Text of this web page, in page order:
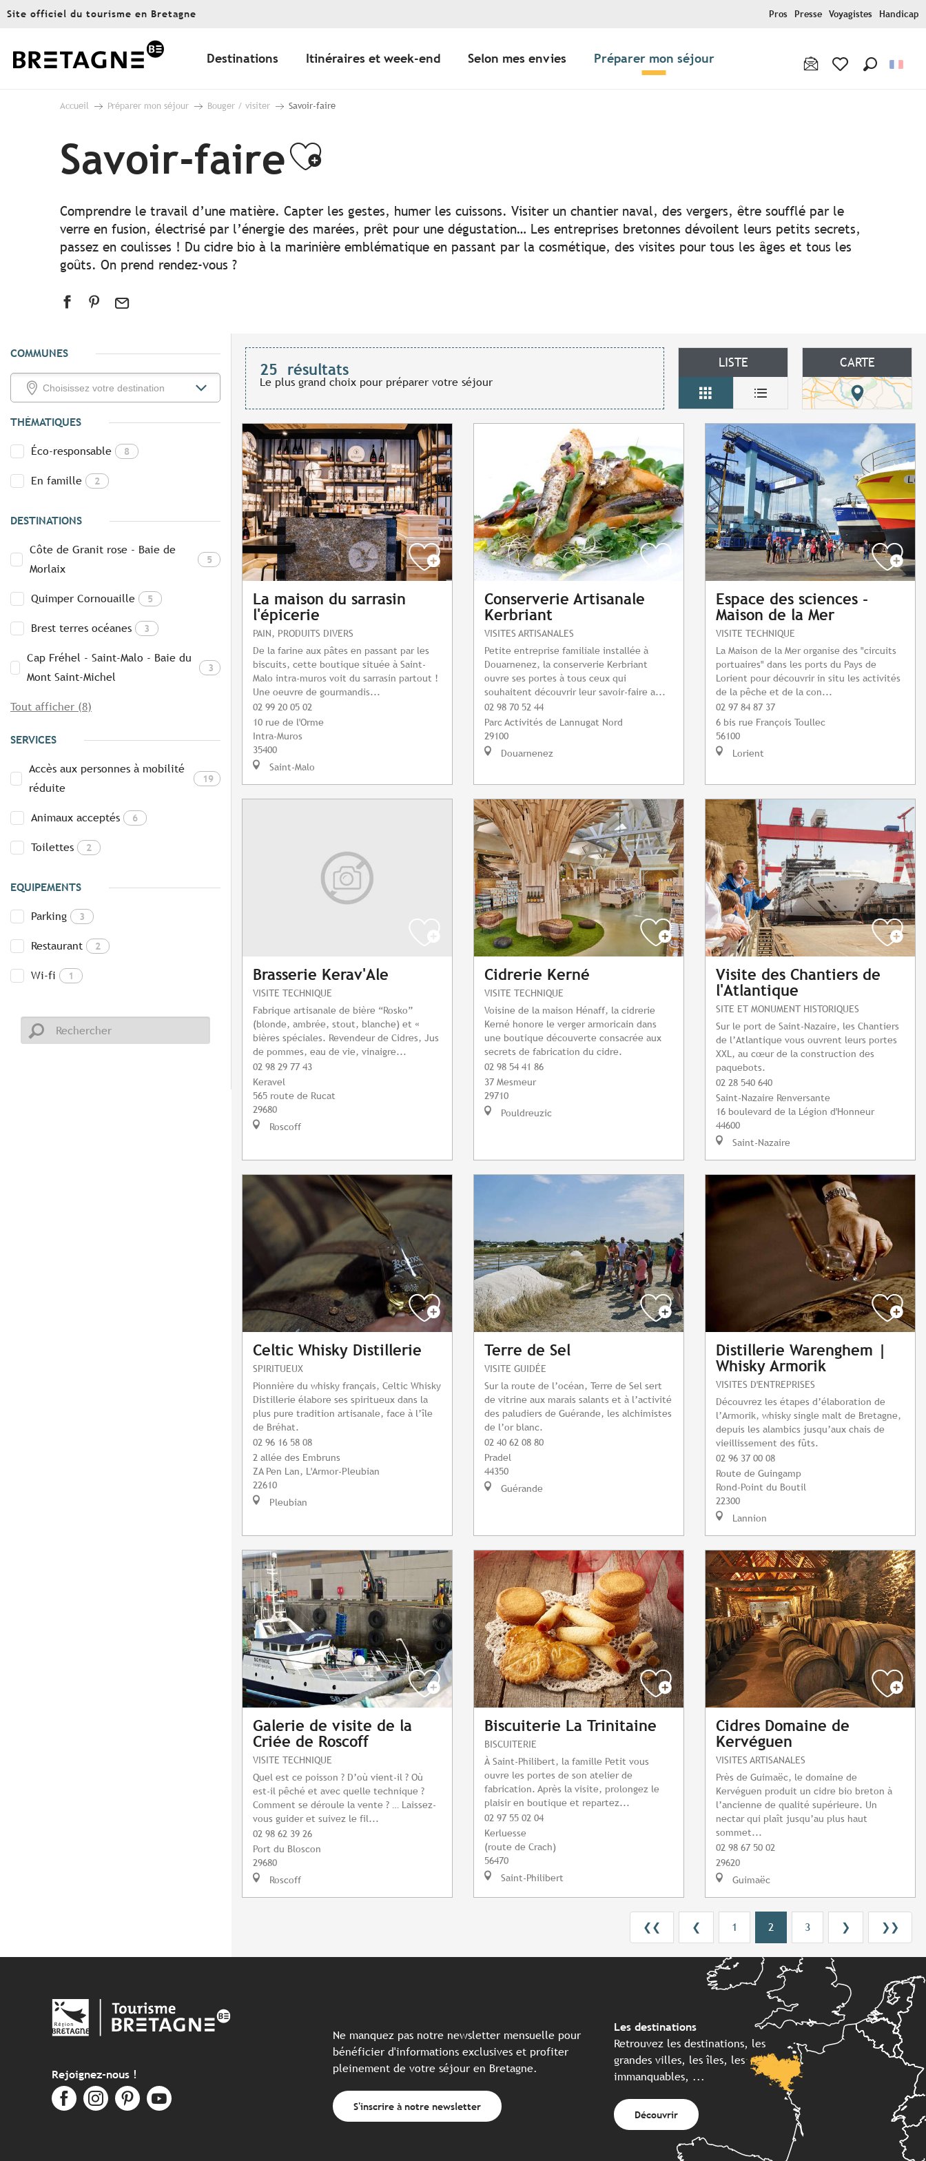
Aller
principal
Site officiel du tourisme en Bretagne Pros Presse Voyagistes Handicap
Destinations Itinéraires et week-end Selon mes envies Préparer mon séjour
Accueil Préparer mon séjour Bouger / visiter Savoir-faire
Savoir-faireAjouter aux favoris
Comprendre le travail d’une matière. Capter les gestes, humer les cuissons. Visiter un chantier naval, des vergers, être soufflé par le
verre en fusion, électrisé par l’énergie des marées, prêt pour une dégustation… Les entreprises bretonnes dévoilent leurs petits secrets,
passez en coulisses ! Du cidre bio à la marinière emblématique en passant par la cosmétique, des visites pour tous les âges et tous les
goûts. On prend rendez-vous ?
COMMUNES
THÉMATIQUES
Éco-responsable 8
En famille 2
DESTINATIONS
Côte de Granit rose - Baie de
Morlaix
5
Quimper Cornouaille 5
Brest terres océanes 3
Cap Fréhel - Saint-Malo - Baie du
Mont Saint-Michel
3
Tout afficher (8)
SERVICES
Accès aux personnes à mobilité
réduite
19
Animaux acceptés 6
Toilettes 2
EQUIPEMENTS
Parking 3
Restaurant 2
Wi-fi 1
25 résultats
Le plus grand choix pour préparer votre séjour
LISTE CARTE
La maison du sarrasin
l'épicerie
PAIN, PRODUITS DIVERS
De la farine aux pâtes en passant par les
biscuits, cette boutique située à Saint-
Malo intra-muros voit du sarrasin partout !
Une oeuvre de gourmandis...
02 99 20 05 02
10 rue de l'Orme
Intra-Muros
35400
Saint-Malo
Conserverie Artisanale
Kerbriant
VISITES ARTISANALES
Petite entreprise familiale installée à
Douarnenez, la conserverie Kerbriant
ouvre ses portes à tous ceux qui
souhaitent découvrir leur savoir-faire a...
02 98 70 52 44
Parc Activités de Lannugat Nord
29100
Douarnenez
Espace des sciences -
Maison de la Mer
VISITE TECHNIQUE
La Maison de la Mer organise des "circuits
portuaires" dans les ports du Pays de
Lorient pour découvrir in situ les activités
de la pêche et de la con...
02 97 84 87 37
6 bis rue François Toullec
56100
Lorient
Brasserie Kerav'Ale
VISITE TECHNIQUE
Fabrique artisanale de bière “Rosko”
(blonde, ambrée, stout, blanche) et «
bières spéciales. Revendeur de Cidres, Jus
de pommes, eau de vie, vinaigre...
02 98 29 77 43
Keravel
565 route de Rucat
29680
Roscoff
Cidrerie Kerné
VISITE TECHNIQUE
Voisine de la maison Hénaff, la cidrerie
Kerné honore le verger armoricain dans
une boutique découverte consacrée aux
secrets de fabrication du cidre.
02 98 54 41 86
37 Mesmeur
29710
Pouldreuzic
Visite des Chantiers de
l'Atlantique
SITE ET MONUMENT HISTORIQUES
Sur le port de Saint-Nazaire, les Chantiers
de l’Atlantique vous ouvrent leurs portes
XXL, au cœur de la construction des
paquebots.
02 28 540 640
Saint-Nazaire Renversante
16 boulevard de la Légion d'Honneur
44600
Saint-Nazaire
Celtic Whisky Distillerie
SPIRITUEUX
Pionnière du whisky français, Celtic Whisky
Distillerie élabore ses spiritueux dans la
plus pure tradition artisanale, face à l’île
de Bréhat.
02 96 16 58 08
2 allée des Embruns
ZA Pen Lan, L'Armor-Pleubian
22610
Pleubian
Terre de Sel
VISITE GUIDÉE
Sur la route de l’océan, Terre de Sel sert
de vitrine aux marais salants et à l’activité
des paludiers de Guérande, les alchimistes
de l’or blanc.
02 40 62 08 80
Pradel
44350
Guérande
Distillerie Warenghem |
Whisky Armorik
VISITES D'ENTREPRISES
Découvrez les étapes d’élaboration de
l’Armorik, whisky single malt de Bretagne,
depuis les alambics jusqu’aux chais de
vieillissement des fûts.
02 96 37 00 08
Route de Guingamp
Rond-Point du Boutil
22300
Lannion
Galerie de visite de la
Criée de Roscoff
VISITE TECHNIQUE
Quel est ce poisson ? D’où vient-il ? Où
est-il pêché et avec quelle technique ?
Comment se déroule la vente ? … Laissez-
vous guider et suivez le fil...
02 98 62 39 26
Port du Bloscon
29680
Roscoff
Biscuiterie La Trinitaine
BISCUITERIE
À Saint-Philibert, la famille Petit vous
ouvre les portes de son atelier de
fabrication. Après la visite, prolongez le
plaisir en boutique et repartez...
02 97 55 02 04
Kerluesse
(route de Crach)
56470
Saint-Philibert
Cidres Domaine de
Kervéguen
VISITES ARTISANALES
Près de Guimaëc, le domaine de
Kervéguen produit un cidre bio breton à
l’ancienne de qualité supérieure. Un
nectar qui plaît jusqu’au plus haut
sommet...
02 98 67 50 02
29620
Guimaëc
❮❮ ❮ 1 2 3 ❯ ❯❯
Rejoignez-nous !
Ne manquez pas notre newsletter mensuelle pour
bénéficier d'informations exclusives et profiter
pleinement de votre séjour en Bretagne.
S'inscrire à notre newsletter
Les destinations
Retrouvez les destinations, les
grandes villes, les îles, les
immanquables, ...
Découvrir